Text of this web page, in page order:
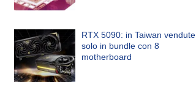
RTX 5090: in Taiwan vendute
solo in bundle con 8
motherboard